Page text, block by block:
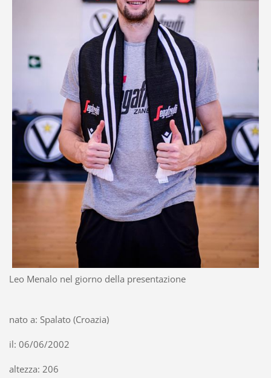
Leo Menalo nel giorno della presentazione
nato a: Spalato (Croazia)
il: 06/06/2002
altezza: 206